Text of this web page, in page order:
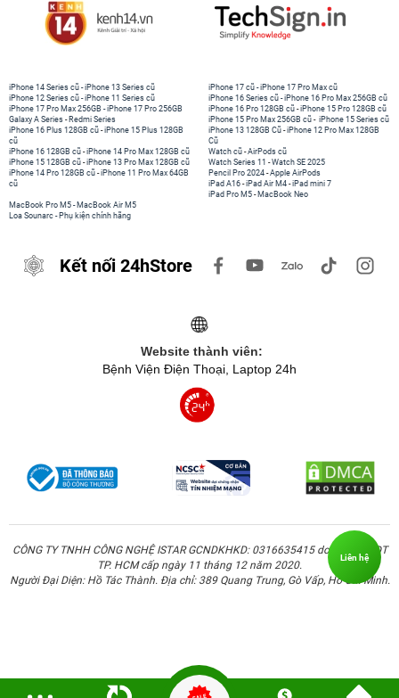
iPhone 14 Series cũ -iPhone 13 Series cũ
iPhone 12 Series cũ -iPhone 11 Series cũ
iPhone 17 Pro Max 256GB -iPhone 17 Pro 256GB
Galaxy A Series - Redmi Series
iPhone 17 cũ -iPhone 17 Pro Max cũ
iPhone 16 Series cũ - iPhone 16 Pro Max 256GB cũ
iPhone 16 Pro 128GB cũ -iPhone 15 Pro 128GB cũ
iPhone 15 Pro Max 256GB cũ - iPhone 15 Series cũ
iPhone 16 Plus 128GB cũ -iPhone 15 Plus 128GB
cũ
iPhone 16 128GB cũ -iPhone 14 Pro Max 128GB cũ
iPhone 15 128GB cũ -iPhone 13 Pro Max 128GB cũ
iPhone 14 Pro 128GB cũ -iPhone 11 Pro Max 64GB
cũ
iPhone 13 128GB Cũ -iPhone 12 Pro Max 128GB
Cũ
Watch cũ -AirPods cũ
Watch Series 11 -Watch SE 2025
Pencil Pro 2024 -Apple AirPods
iPad A16 -iPad Air M4 -iPad mini 7
iPad Pro M5 - MacBook Neo
MacBook Pro M5 - MacBook Air M5
Loa Sounarc - Phụ kiện chính hãng
Kết nối 24hStore
Website thành viên:
Bệnh Viện Điện Thoại, Laptop 24h
CÔNG TY TNHH CÔNG NGHỆ ISTAR GCNDKHKD: 0316635415 do Sở KH & ĐT
TP. HCM cấp ngày 11 tháng 12 năm 2020.
Người Đại Diện: Hồ Tác Thành. Địa chỉ: 389 Quang Trung, Gò Vấp, Hồ Chí Minh.
Liên hệ